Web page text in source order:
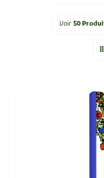
Voir 50